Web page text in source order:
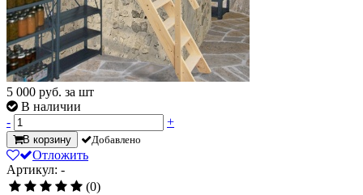
5 000 руб. за шт
В наличии
-
+
В корзину Добавлено
Отложить
Артикул: -
(0)